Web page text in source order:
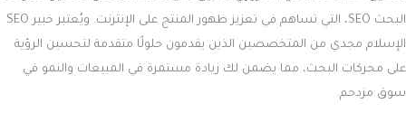
البحث SEO، التي تساهم في تعزيز ظهور المنتج على الإنترنت. ويُعتبر خبير SEO
الإسلام مجدي من المتخصصين الذين يقدمون حلولًا متقدمة لتحسين الرؤية
على محركات البحث، مما يضمن لك زيادة مستمرة في المبيعات والنمو في
سوق مزدحم.